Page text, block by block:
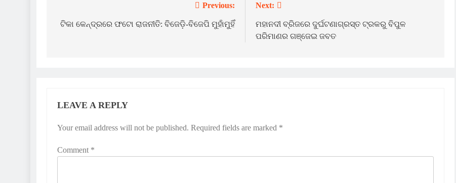
navigation
Previous:
ଟିକା କେନ୍ଦ୍ରରେ ଫଟୋ ରାଜନୀତି: ବିଜେଡ଼ି-ବିଜେପି ମୁହାଁମୁହିଁ
Next:
ମହାନଦୀ ବ୍ରିଜରେ ଦୁର୍ଘଟଣାଗ୍ରସ୍ତ ଟ୍ରକରୁ ବିପୁଳ
ପରିମାଣର ଗଞ୍ଜେଇ ଜବତ
LEAVE A REPLY
Your email address will not be published. Required fields are marked *
Comment *